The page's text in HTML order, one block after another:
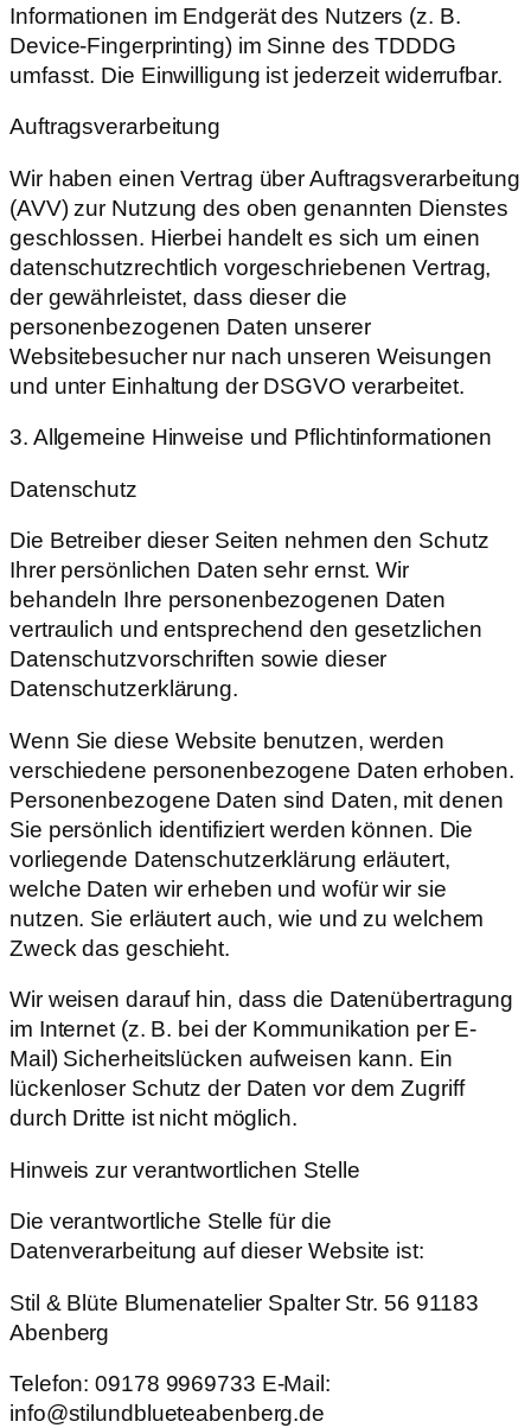
Informationen im Endgerät des Nutzers (z. B.
Device-Fingerprinting) im Sinne des TDDDG
umfasst. Die Einwilligung ist jederzeit widerrufbar.
Auftragsverarbeitung
Wir haben einen Vertrag über Auftragsverarbeitung
(AVV) zur Nutzung des oben genannten Dienstes
geschlossen. Hierbei handelt es sich um einen
datenschutzrechtlich vorgeschriebenen Vertrag,
der gewährleistet, dass dieser die
personenbezogenen Daten unserer
Websitebesucher nur nach unseren Weisungen
und unter Einhaltung der DSGVO verarbeitet.
3. Allgemeine Hinweise und Pflichtinformationen
Datenschutz
Die Betreiber dieser Seiten nehmen den Schutz
Ihrer persönlichen Daten sehr ernst. Wir
behandeln Ihre personenbezogenen Daten
vertraulich und entsprechend den gesetzlichen
Datenschutzvorschriften sowie dieser
Datenschutzerklärung.
Wenn Sie diese Website benutzen, werden
verschiedene personenbezogene Daten erhoben.
Personenbezogene Daten sind Daten, mit denen
Sie persönlich identifiziert werden können. Die
vorliegende Datenschutzerklärung erläutert,
welche Daten wir erheben und wofür wir sie
nutzen. Sie erläutert auch, wie und zu welchem
Zweck das geschieht.
Wir weisen darauf hin, dass die Datenübertragung
im Internet (z. B. bei der Kommunikation per E-
Mail) Sicherheitslücken aufweisen kann. Ein
lückenloser Schutz der Daten vor dem Zugriff
durch Dritte ist nicht möglich.
Hinweis zur verantwortlichen Stelle
Die verantwortliche Stelle für die
Datenverarbeitung auf dieser Website ist:
Stil & Blüte Blumenatelier Spalter Str. 56 91183
Abenberg
Telefon: 09178 9969733 E-Mail:
info@stilundblueteabenberg.de